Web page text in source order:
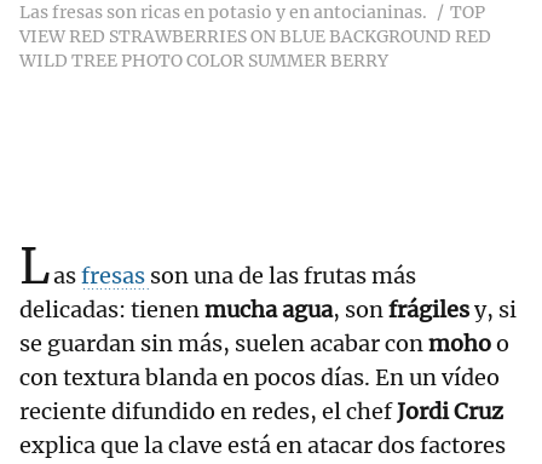
Las fresas son ricas en potasio y en antocianinas.
TOP
VIEW RED STRAWBERRIES ON BLUE BACKGROUND RED
WILD TREE PHOTO COLOR SUMMER BERRY
Lasfresas son una de las frutas más
delicadas: tienenmucha agua, sonfrágilesy, si
se guardan sin más, suelen acabar conmohoo
con textura blanda en pocos días. En un vídeo
reciente difundido en redes, el chefJordi Cruz
explica que la clave está en atacar dos factores